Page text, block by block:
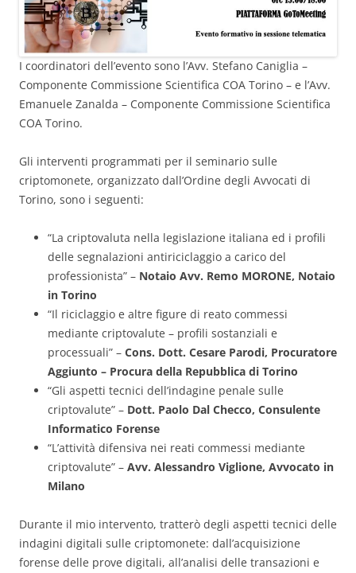
I coordinatori dell’evento sono l’Avv. Stefano Caniglia –
Componente Commissione Scientifica COA Torino – e l’Avv.
Emanuele Zanalda – Componente Commissione Scientifica
COA Torino.
Gli interventi programmati per il seminario sulle
criptomonete, organizzato dall’Ordine degli Avvocati di
Torino, sono i seguenti:
“La criptovaluta nella legislazione italiana ed i profili
delle segnalazioni antiriciclaggio a carico del
professionista” – Notaio Avv. Remo MORONE, Notaio
in Torino
“Il riciclaggio e altre figure di reato commessi
mediante criptovalute – profili sostanziali e
processuali” – Cons. Dott. Cesare Parodi, Procuratore
Aggiunto – Procura della Repubblica di Torino
“Gli aspetti tecnici dell’indagine penale sulle
criptovalute” – Dott. Paolo Dal Checco, Consulente
Informatico Forense
“L’attività difensiva nei reati commessi mediante
criptovalute” – Avv. Alessandro Viglione, Avvocato in
Milano
Durante il mio intervento, tratterò degli aspetti tecnici delle
indagini digitali sulle criptomonete: dall’acquisizione
forense delle prove digitali, all’analisi delle transazioni e